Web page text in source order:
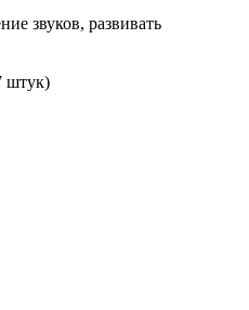
звуков, развивать
штук)